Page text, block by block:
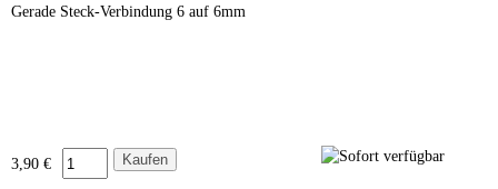
Gerade Steck-Verbindung 6 auf 6mm
3,90 €